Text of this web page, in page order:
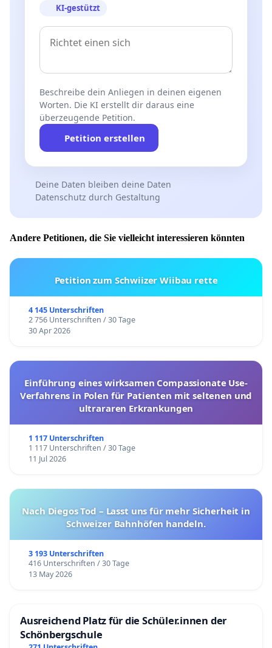
KI-gestützt
Beschreibe dein Anliegen in deinen eigenen
Worten. Die KI erstellt dir daraus eine
überzeugende Petition.
Petition erstellen
Deine Daten bleiben deine Daten
Datenschutz durch Gestaltung
Andere Petitionen, die Sie vielleicht interessieren könnten
Petition zum Schwiizer Wiibau rette
4 145 Unterschriften
2 756 Unterschriften / 30 Tage
30 Apr 2026
Einführung eines wirksamen Compassionate Use-
Verfahrens in Polen für Patienten mit seltenen und
ultrararen Erkrankungen
1 117 Unterschriften
1 117 Unterschriften / 30 Tage
11 Jul 2026
Nach Diegos Tod – Lasst uns für mehr Sicherheit in
Schweizer Bahnhöfen handeln.
3 193 Unterschriften
416 Unterschriften / 30 Tage
13 May 2026
Ausreichend Platz für die Schüler.innen der
Schönbergschule